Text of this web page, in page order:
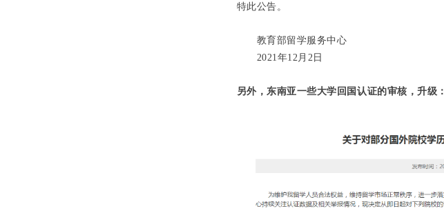
特此公告。
教育部留学服务中心
2021年12月2日
另外，东南亚一些大学回国认证的审核，升级：